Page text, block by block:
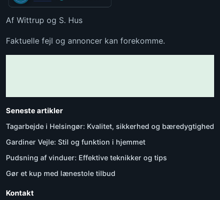
Af Wittrup og S. Hus
Faktuelle fejl og annoncer kan forekomme.
Seneste artikler
Tagarbejde i Helsingør: Kvalitet, sikkerhed og bæredygtighed
Gardiner Vejle: Stil og funktion i hjemmet
Pudsning af vinduer: Effektive teknikker og tips
Gør et kup med lænestole tilbud
Kontakt